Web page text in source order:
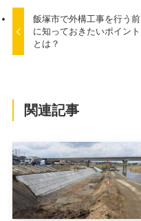
飯塚市で外構工事を行う前
に知っておきたいポイント
とは？
関連記事